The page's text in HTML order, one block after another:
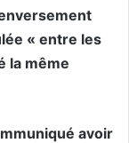
« entre les
la même
avoir